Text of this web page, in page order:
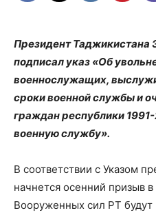
Президент
подписал указ «Об
военнослужащих,
сроки военной службы и
граждан республики
военную службу».
В соответствии с Указом
начнется осенний призыв
Вооруженных сил РТ будут